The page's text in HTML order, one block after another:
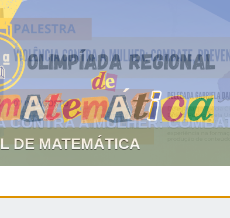
DE MATEMÁTICA